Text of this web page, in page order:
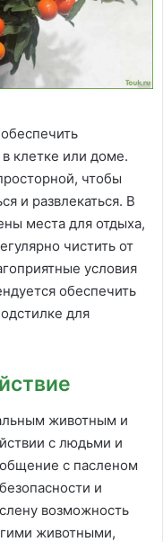
клетке или доме.
чтобы
и развлекаться. В
места для отдыха,
чистить от
условия
обеспечить
для
животным и
с людьми и
с пасленом
и
возможность
животными,